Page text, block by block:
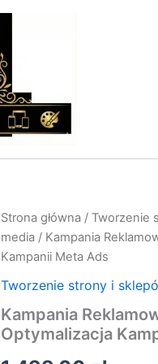
Strona główna / Tworzenie
media / Kampania
Kampanii Meta Ads
Tworzenie strony i
Kampania
Optymalizacja
ilość
Kampania
Reklamowa
Facebook
–
i
Optymalizacja
Kampanii
Meta